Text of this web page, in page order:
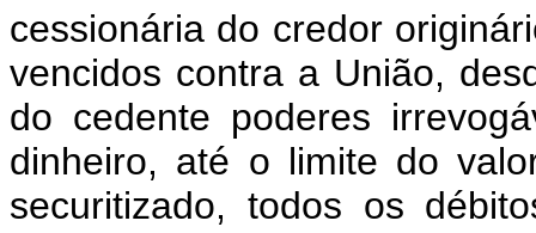
cessionária do credor
vencidos contra a União,
do cedente poderes
dinheiro, até o limite do
securitizado, todos os